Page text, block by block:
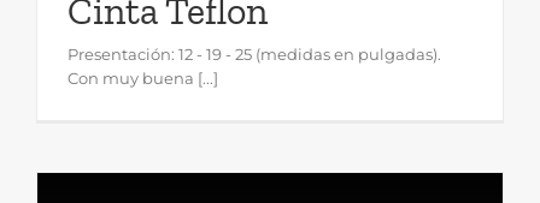
Cinta Teflon
Presentación: 12 - 19 - 25 (medidas en pulgadas).
Con muy buena [...]